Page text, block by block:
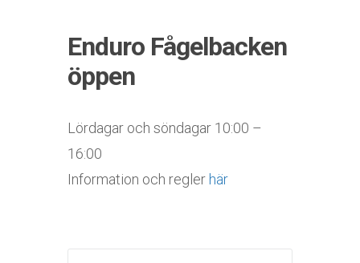
Enduro Fågelbacken
öppen
Lördagar och söndagar 10:00 –
16:00
Information och regler här